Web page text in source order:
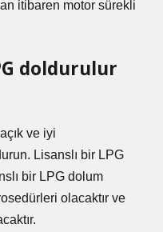
itibaren motor sürekli
doldurulur
ve iyi
Lisanslı bir LPG
bir LPG dolum
olacaktır ve